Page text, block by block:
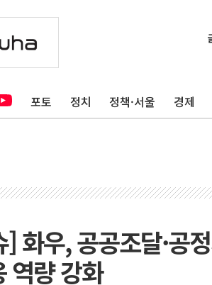
포토 정치 정책·서울 경제
] 화우, 공공조달·공
역량 강화